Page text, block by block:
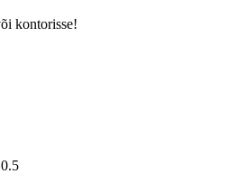
kontorisse!
0.5